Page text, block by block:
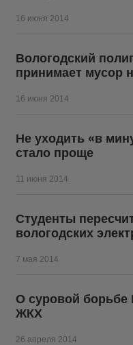
16 июня 2014
Вологодский
принимает мусор
16 июня 2014
Не уходить «в
стало проще
11 июня 2014
Студенты
вологодских
7 мая 2014
О суровой борьбе
ЖКХ
26 апреля 2014